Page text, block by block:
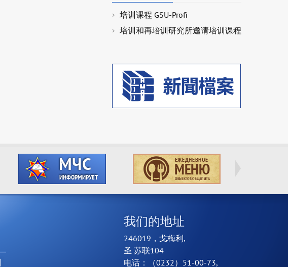
培训课程 GSU-Profi
培训和再培训研究所邀请培训课程
我们的地址
246019，戈梅利,
圣 苏联104
电话：（0232）51-00-73,